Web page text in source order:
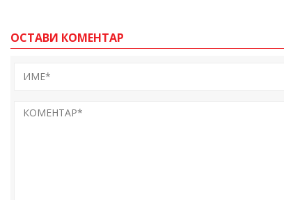
ОСТАВИ КОМЕНТАР